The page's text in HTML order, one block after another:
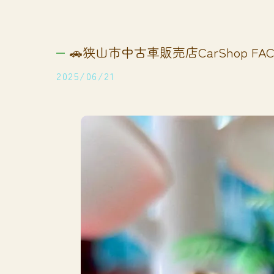
🚗狭山市中古車販売店CarShop
2025/06/21